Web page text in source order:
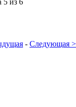
5 из 6
- Следующая